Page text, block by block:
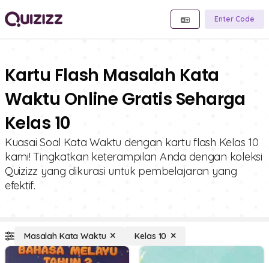
Enter Code
Kartu Flash Masalah Kata
Waktu Online Gratis Seharga
Kelas 10
Kuasai Soal Kata Waktu dengan kartu flash Kelas 10
kami! Tingkatkan keterampilan Anda dengan koleksi
Quizizz yang dikurasi untuk pembelajaran yang
efektif.
Masalah Kata Waktu Kelas 10